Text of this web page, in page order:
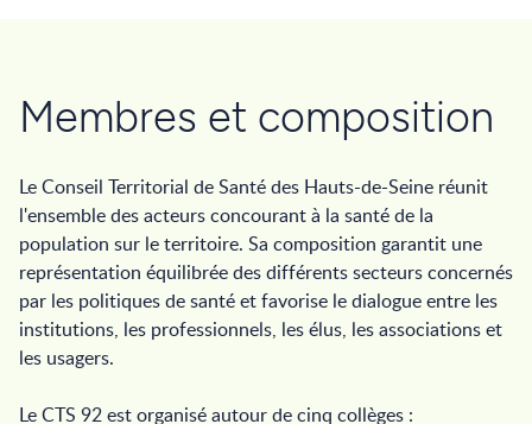
Membres et composition
Le Conseil Territorial de Santé des Hauts-de-Seine réunit
l'ensemble des acteurs concourant à la santé de la
population sur le territoire. Sa composition garantit une
représentation équilibrée des différents secteurs concernés
par les politiques de santé et favorise le dialogue entre les
institutions, les professionnels, les élus, les associations et
les usagers.
Le CTS 92 est organisé autour de cinq collèges :